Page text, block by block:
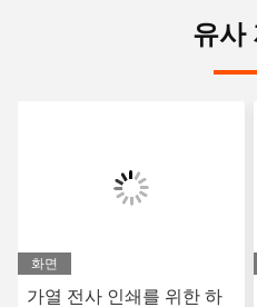
유사
화면
가열 전사 인쇄를 위한 하